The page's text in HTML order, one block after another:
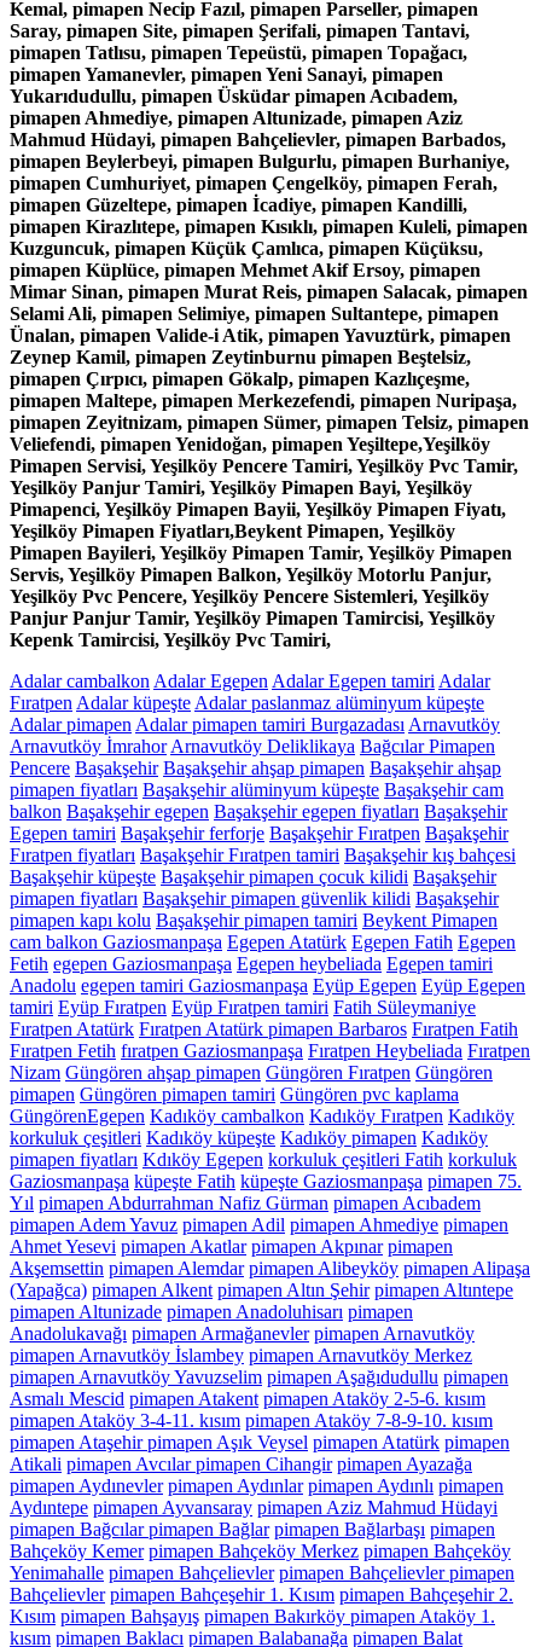
Kemal, pimapen Necip Fazıl, pimapen Parseller, pimapen
Saray, pimapen Site, pimapen Şerifali, pimapen Tantavi,
pimapen Tatlısu, pimapen Tepeüstü, pimapen Topağacı,
pimapen Yamanevler, pimapen Yeni Sanayi, pimapen
Yukarıdudullu, pimapen Üsküdar pimapen Acıbadem,
pimapen Ahmediye, pimapen Altunizade, pimapen Aziz
Mahmud Hüdayi, pimapen Bahçelievler, pimapen Barbados,
pimapen Beylerbeyi, pimapen Bulgurlu, pimapen Burhaniye,
pimapen Cumhuriyet, pimapen Çengelköy, pimapen Ferah,
pimapen Güzeltepe, pimapen İcadiye, pimapen Kandilli,
pimapen Kirazlıtepe, pimapen Kısıklı, pimapen Kuleli, pimapen
Kuzguncuk, pimapen Küçük Çamlıca, pimapen Küçüksu,
pimapen Küplüce, pimapen Mehmet Akif Ersoy, pimapen
Mimar Sinan, pimapen Murat Reis, pimapen Salacak, pimapen
Selami Ali, pimapen Selimiye, pimapen Sultantepe, pimapen
Ünalan, pimapen Valide-i Atik, pimapen Yavuztürk, pimapen
Zeynep Kamil, pimapen Zeytinburnu pimapen Beştelsiz,
pimapen Çırpıcı, pimapen Gökalp, pimapen Kazlıçeşme,
pimapen Maltepe, pimapen Merkezefendi, pimapen Nuripaşa,
pimapen Zeyitnizam, pimapen Sümer, pimapen Telsiz, pimapen
Veliefendi, pimapen Yenidoğan, pimapen Yeşiltepe,Yeşilköy
Pimapen Servisi, Yeşilköy Pencere Tamiri, Yeşilköy Pvc Tamir,
Yeşilköy Panjur Tamiri, Yeşilköy Pimapen Bayi, Yeşilköy
Pimapenci, Yeşilköy Pimapen Bayii, Yeşilköy Pimapen Fiyatı,
Yeşilköy Pimapen Fiyatları,Beykent Pimapen, Yeşilköy
Pimapen Bayileri, Yeşilköy Pimapen Tamir, Yeşilköy Pimapen
Servis, Yeşilköy Pimapen Balkon, Yeşilköy Motorlu Panjur,
Yeşilköy Pvc Pencere, Yeşilköy Pencere Sistemleri, Yeşilköy
Panjur Panjur Tamir, Yeşilköy Pimapen Tamircisi, Yeşilköy
Kepenk Tamircisi, Yeşilköy Pvc Tamiri,
Adalar cambalkon Adalar Egepen Adalar Egepen tamiri Adalar
Fıratpen Adalar küpeşte Adalar paslanmaz alüminyum küpeşte
Adalar pimapen Adalar pimapen tamiri Burgazadası Arnavutköy
Arnavutköy İmrahor Arnavutköy Deliklikaya Bağcılar Pimapen
Pencere Başakşehir Başakşehir ahşap pimapen Başakşehir ahşap
pimapen fiyatları Başakşehir alüminyum küpeşte Başakşehir cam
balkon Başakşehir egepen Başakşehir egepen fiyatları Başakşehir
Egepen tamiri Başakşehir ferforje Başakşehir Fıratpen Başakşehir
Fıratpen fiyatları Başakşehir Fıratpen tamiri Başakşehir kış bahçesi
Başakşehir küpeşte Başakşehir pimapen çocuk kilidi Başakşehir
pimapen fiyatları Başakşehir pimapen güvenlik kilidi Başakşehir
pimapen kapı kolu Başakşehir pimapen tamiri Beykent Pimapen
cam balkon Gaziosmanpaşa Egepen Atatürk Egepen Fatih Egepen
Fetih egepen Gaziosmanpaşa Egepen heybeliada Egepen tamiri
Anadolu egepen tamiri Gaziosmanpaşa Eyüp Egepen Eyüp Egepen
tamiri Eyüp Fıratpen Eyüp Fıratpen tamiri Fatih Süleymaniye
Fıratpen Atatürk Fıratpen Atatürk pimapen Barbaros Fıratpen Fatih
Fıratpen Fetih fıratpen Gaziosmanpaşa Fıratpen Heybeliada Fıratpen
Nizam Güngören ahşap pimapen Güngören Fıratpen Güngören
pimapen Güngören pimapen tamiri Güngören pvc kaplama
GüngörenEgepen Kadıköy cambalkon Kadıköy Fıratpen Kadıköy
korkuluk çeşitleri Kadıköy küpeşte Kadıköy pimapen Kadıköy
pimapen fiyatları Kdıköy Egepen korkuluk çeşitleri Fatih korkuluk
Gaziosmanpaşa küpeşte Fatih küpeşte Gaziosmanpaşa pimapen 75.
Yıl pimapen Abdurrahman Nafiz Gürman pimapen Acıbadem
pimapen Adem Yavuz pimapen Adil pimapen Ahmediye pimapen
Ahmet Yesevi pimapen Akatlar pimapen Akpınar pimapen
Akşemsettin pimapen Alemdar pimapen Alibeyköy pimapen Alipaşa
(Yapağca) pimapen Alkent pimapen Altın Şehir pimapen Altıntepe
pimapen Altunizade pimapen Anadoluhisarı pimapen
Anadolukavağı pimapen Armağanevler pimapen Arnavutköy
pimapen Arnavutköy İslambey pimapen Arnavutköy Merkez
pimapen Arnavutköy Yavuzselim pimapen Aşağıdudullu pimapen
Asmalı Mescid pimapen Atakent pimapen Ataköy 2-5-6. kısım
pimapen Ataköy 3-4-11. kısım pimapen Ataköy 7-8-9-10. kısım
pimapen Ataşehir pimapen Aşık Veysel pimapen Atatürk pimapen
Atikali pimapen Avcılar pimapen Cihangir pimapen Ayazağa
pimapen Aydınevler pimapen Aydınlar pimapen Aydınlı pimapen
Aydıntepe pimapen Ayvansaray pimapen Aziz Mahmud Hüdayi
pimapen Bağcılar pimapen Bağlar pimapen Bağlarbaşı pimapen
Bahçeköy Kemer pimapen Bahçeköy Merkez pimapen Bahçeköy
Yenimahalle pimapen Bahçelievler pimapen Bahçelievler pimapen
Bahçelievler pimapen Bahçeşehir 1. Kısım pimapen Bahçeşehir 2.
Kısım pimapen Bahşayış pimapen Bakırköy pimapen Ataköy 1.
kısım pimapen Baklacı pimapen Balabanağa pimapen Balat